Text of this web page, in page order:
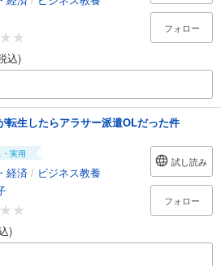
込)
フォロー
転生したらアラサー派遣OLだった件
実用
経済 / ビジネス教養
)
試し読み
フォロー